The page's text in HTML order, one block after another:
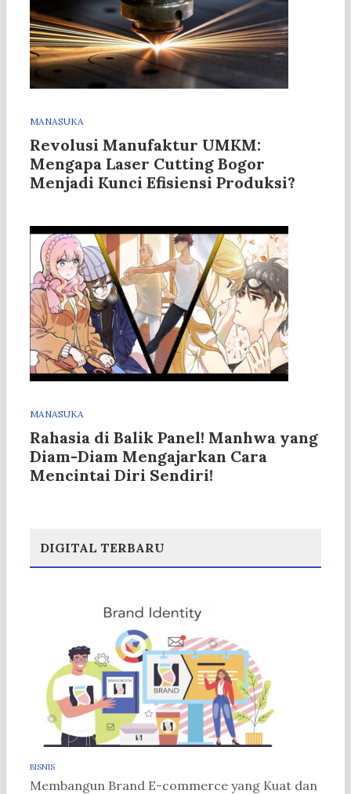
MANASUKA
Revolusi Manufaktur UMKM:
Mengapa Laser Cutting Bogor
Menjadi Kunci Efisiensi Produksi?
MANASUKA
Rahasia di Balik Panel! Manhwa yang
Diam-Diam Mengajarkan Cara
Mencintai Diri Sendiri!
DIGITAL TERBARU
BISNIS
Membangun Brand E-commerce yang Kuat dan